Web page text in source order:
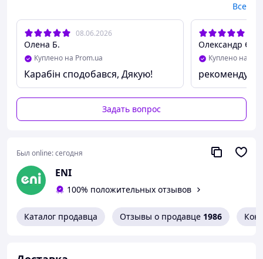
Все
08.06.2026
Олена Б.
Куплено на Prom.ua
Карабін сподобався, Дякую!
Олександр Є.
Куплено на
рекомендую
Задать вопрос
Был online:сегодня
ENI
100% положительных отзывов
Каталог продавца Отзывы о продавце 1986